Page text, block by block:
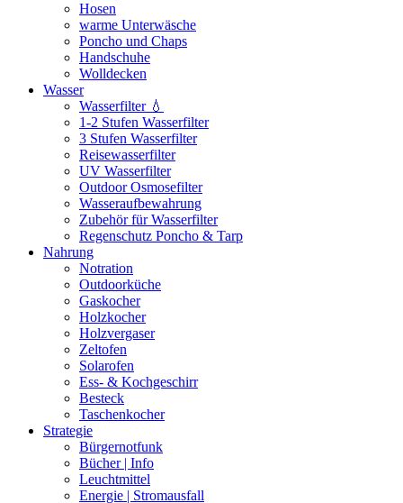
Hosen
warme Unterwäsche
Poncho und Chaps
Handschuhe
Wolldecken
Wasser
Wasserfilter 💧
1-2 Stufen Wasserfilter
3 Stufen Wasserfilter
Reisewasserfilter
UV Wasserfilter
Outdoor Osmosefilter
Wasseraufbewahrung
Zubehör für Wasserfilter
Regenschutz Poncho & Tarp
Nahrung
Notration
Outdoorküche
Gaskocher
Holzkocher
Holzvergaser
Zeltofen
Solarofen
Ess- & Kochgeschirr
Besteck
Taschenkocher
Strategie
Bürgernotfunk
Bücher | Info
Leuchtmittel
Energie | Stromausfall